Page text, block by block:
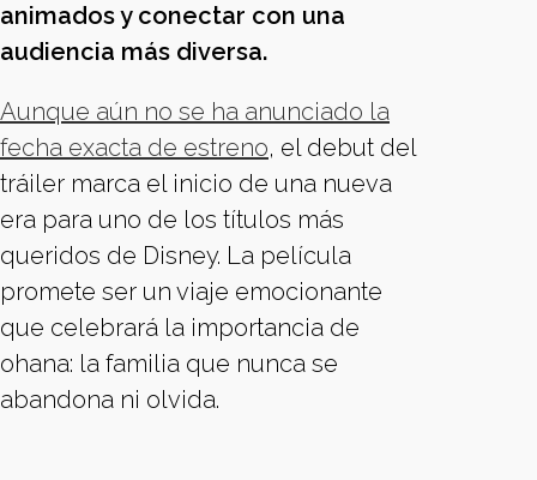
animados y conectar con una
audiencia más diversa.
Aunque aún no se ha anunciado la
fecha exacta de estreno, el debut del
tráiler marca el inicio de una nueva
era para uno de los títulos más
queridos de Disney. La película
promete ser un viaje emocionante
que celebrará la importancia de
ohana: la familia que nunca se
abandona ni olvida.